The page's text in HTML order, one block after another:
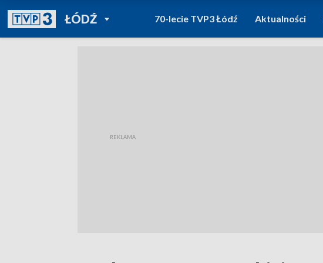
ŁÓDŹPOWRÓT DO
TVP REGIONY
70-lecie TVP3 Łódź Aktualności